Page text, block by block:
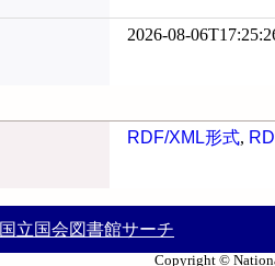
2026-08-
RDF/XML形式,
国立国会図書館サーチ
Copyright ©